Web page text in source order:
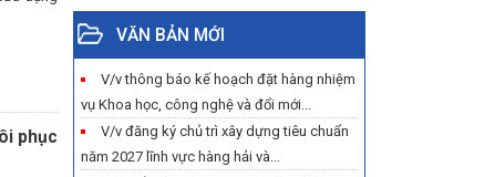
phục
VĂN BẢN MỚI
V/v thông báo kế hoạch đặt hàng nhiệm
vụ Khoa học, công nghệ và đổi mới...
V/v đăng ký chủ trì xây dựng tiêu chuẩn
năm 2027 lĩnh vực hàng hải và...